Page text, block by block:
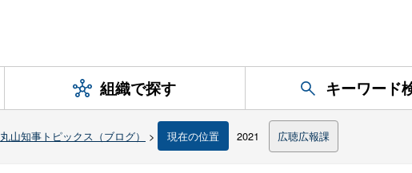
組織で探す キーワード
丸山知事トピックス（ブログ） > 現在の位置 2021 広聴広報課